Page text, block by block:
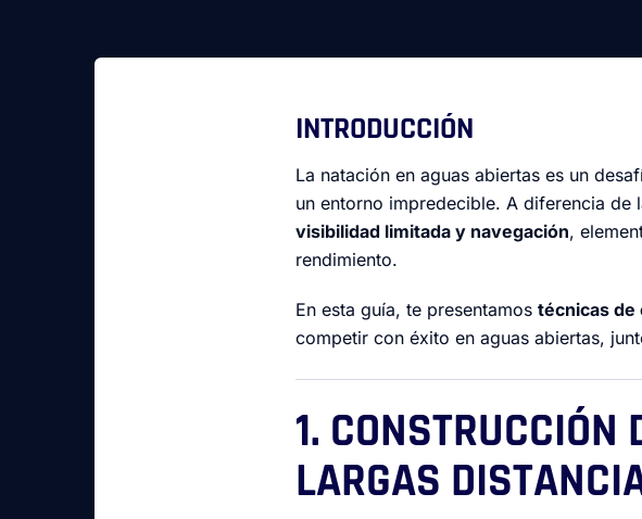
INTRODUCCIÓN
La natación en aguas abiertas es un
un entorno impredecible. A diferencia de
visibilidad limitada y navegación,
rendimiento.
En esta guía, te presentamos técnicas
competir con éxito en aguas abiertas,
1.
LARGAS